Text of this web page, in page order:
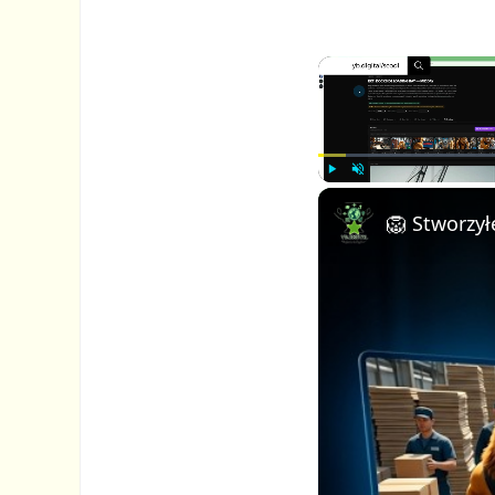
n
m